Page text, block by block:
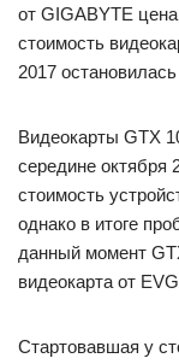
от GIGABYTE
стоимость
2017
Видеокарты GTX
середине октября
стоимость
однако в итоге
данный момент
видеокарта от
Стартовавшая у